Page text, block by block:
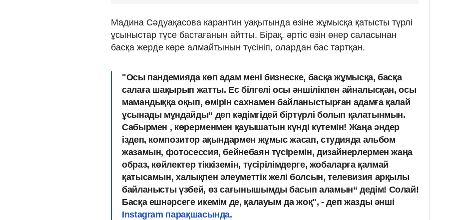
Мадина Сәдуақасова карантин уақытында өзіне жұмысқа қатысты түрлі
ұсыныстар түсе бастағанын айтты. Бірақ, әртіс өзін өнер саласынан
басқа жерде көре алмайтынын түсініп, олардан бас тартқан.
"Осы пандемияда көп адам мені бизнеске, басқа жұмысқа, басқа
салаға шақырып жатты. Ес білгелі осы әншілікпен айналысқан, осы
мамандыққа оқып, өмірін сахнамен байланыстырған адамға қалай
ұсынады мұндайды“ деп кәдімгідей біртүрлі болып қалатынмын.
Сабырмен , көрерменмен қауышатын күнді күтемін! Жаңа әндер
іздеп, композитор ақындармен жұмыс жасап, студияда альбом
жазамын, фотосессия, бейнебаян түсіремін, дизайнерлермен жаңа
образ, көйлектер тіккіземін, түсірілімдерге, жобаларға қалмай
қатысамын, халықпен әлеуметтік желі болсын, телевизия арқылы
байланысты үзбей, өз сағынышымды басып аламын“ дедім! Солай!
Басқа ешнәрсеге икемім де, қалауым да жоқ", - деп жазды әнші
Instagram парақшасында.